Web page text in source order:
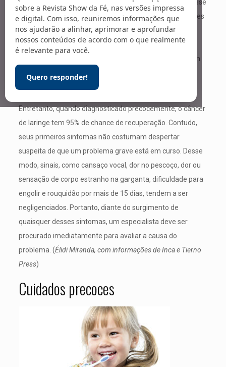
sobre a Revista Show da Fé, nas versões impressa
e digital. Com isso, reuniremos informações que
nos ajudarão a alinhar, aprimorar e aprofundar
nossos conteúdos de acordo com o que realmente
é relevante para você.
Quero responder!
tem probabilidade de cura reduzida quem desenvolve esse
tipo de câncer e continua a fumar e beber. Persistir nesses
vícios aumenta o risco de aparecimento de um segundo
tumor na área da cabeça e do pescoço. O excesso de
gordura corporal, o estresse e o mau uso da voz também
elevam o risco de desenvolver um tumor maligno nessa
Entretanto, quando diagnosticado precocemente, o câncer
de laringe tem 95% de chance de recuperação. Contudo,
seus primeiros sintomas não costumam despertar
suspeita de que um problema grave está em curso. Desse
modo, sinais, como cansaço vocal, dor no pescoço, dor ou
sensação de corpo estranho na garganta, dificuldade para
engolir e rouquidão por mais de 15 dias, tendem a ser
negligenciados. Portanto, diante do surgimento de
quaisquer desses sintomas, um especialista deve ser
procurado imediatamente para avaliar a causa do
problema. (Élidi Miranda, com informações de Inca e Tierno
Press)
Cuidados precoces